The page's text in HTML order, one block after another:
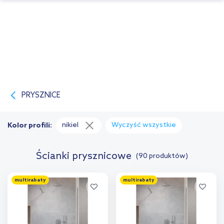
PRYSZNICE
Ścianki prysznicowe (90 produktów)
Kolor profili: nikiel Wyczyść wszystkie
multirabaty multirabaty